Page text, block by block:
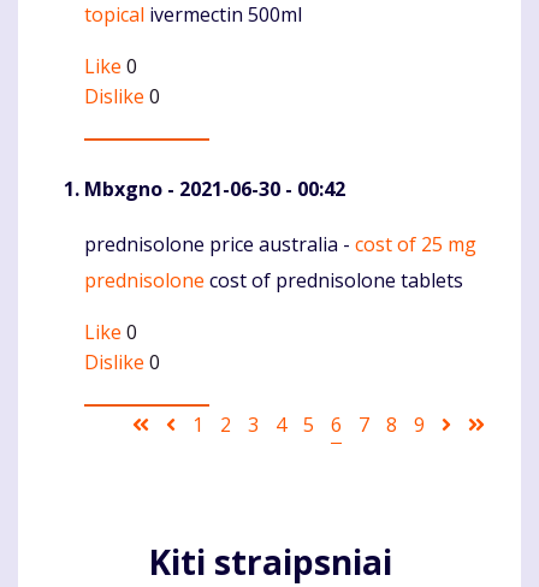
topical ivermectin 500ml
Like 0
Dislike 0
Mbxgno - 2021-06-30 - 00:42
Komentaras
prednisolone price australia - cost of 25 mg
prednisolone cost of prednisolone tablets
Like 0
Dislike 0
Pagination
First Ankstesnis
Puslapis
1 Puslapis
2 Puslapis
3 Puslapis
4 Puslapis
5
Current
6 Puslapis
7 Puslapis
8 Puslapis
9
Sekantis
Kiti straipsniai